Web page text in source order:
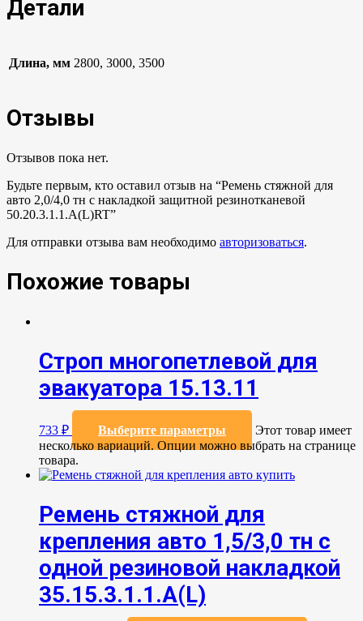
Детали
Длина, мм 2800, 3000, 3500
Отзывы
Отзывов пока нет.
Будьте первым, кто оставил отзыв на “Ремень стяжной для
авто 2,0/4,0 тн с накладкой защитной резинотканевой
50.20.3.1.1.А(L)RT”
Для отправки отзыва вам необходимо авторизоваться.
Похожие товары
Строп многопетлевой для
эвакуатора 15.13.11
733 ₽ Выберите параметры
Этот товар имеет
несколько вариаций. Опции можно выбрать на странице
товара.
Ремень стяжной для
крепления авто 1,5/3,0 тн с
одной резиновой накладкой
35.15.3.1.1.А(L)